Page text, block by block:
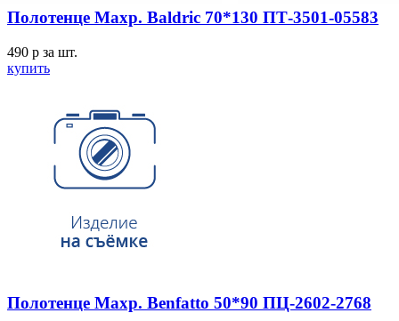
Полотенце Махр. Baldric 70*130 ПТ-3501-05583
490 p за шт.
купить
Полотенце Махр. Benfatto 50*90 ПЦ-2602-2768